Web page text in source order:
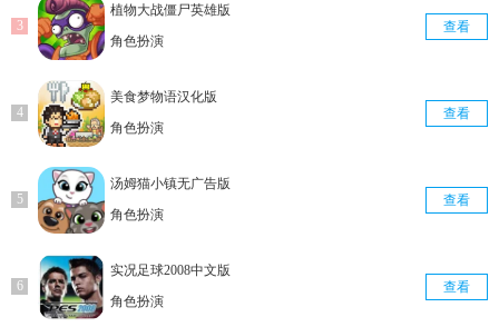
植物大战僵尸英雄版
角色扮演
查看
美食梦物语汉化版
角色扮演
查看
汤姆猫小镇无广告版
角色扮演
查看
实况足球2008中文版
角色扮演
查看